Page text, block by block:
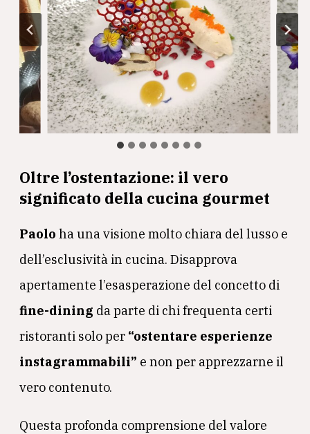
Oltre l’ostentazione: il vero
significato della cucina gourmet
Paolo ha una visione molto chiara del lusso e
dell’esclusività in cucina. Disapprova
apertamente l’esasperazione del concetto di
fine-dining da parte di chi frequenta certi
ristoranti solo per “ostentare esperienze
instagrammabili” e non per apprezzarne il
vero contenuto.
Questa profonda comprensione del valore